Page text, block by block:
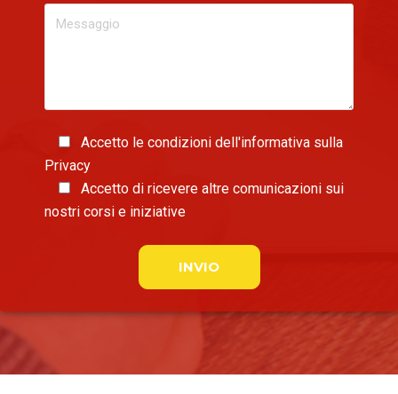
Accetto le condizioni dell'informativa sulla
Privacy
Accetto di ricevere altre comunicazioni sui
nostri corsi e iniziative